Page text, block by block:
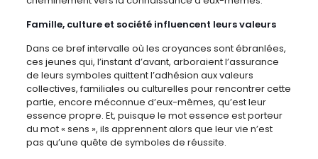
Famille, culture et société influencent leurs valeurs
Dans ce bref intervalle où les croyances sont ébranlées,
ces jeunes qui, l’instant d’avant, arboraient l’assurance
de leurs symboles quittent l’adhésion aux valeurs
collectives, familiales ou culturelles pour rencontrer cette
partie, encore méconnue d’eux-mêmes, qu’est leur
essence propre. Et, puisque le mot essence est porteur
du mot « sens », ils apprennent alors que leur vie n’est
pas qu’une quête de symboles de réussite.